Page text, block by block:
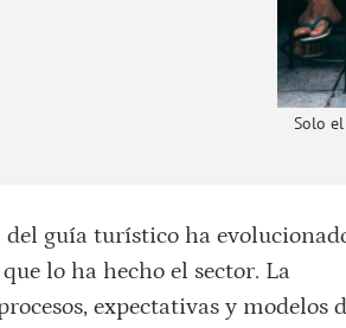
Solo
guía turístico ha
lo ha hecho el sector. La
expectativas y modelos